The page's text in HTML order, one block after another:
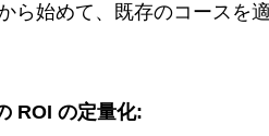
ら始めて、既存のコースを
ROI の定量化: